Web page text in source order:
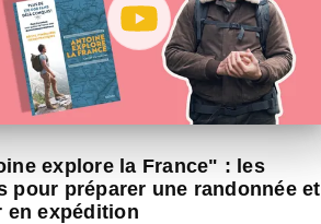
explore la France" : les
pour préparer une randonnée et
en expédition